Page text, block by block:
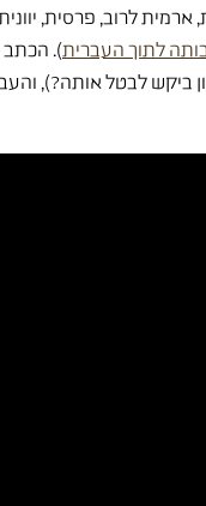
נוספו לנו מילים רבות מאכדית, אשורית,
לתוך העברית). הכתב
ביקש לבטל אותה?),